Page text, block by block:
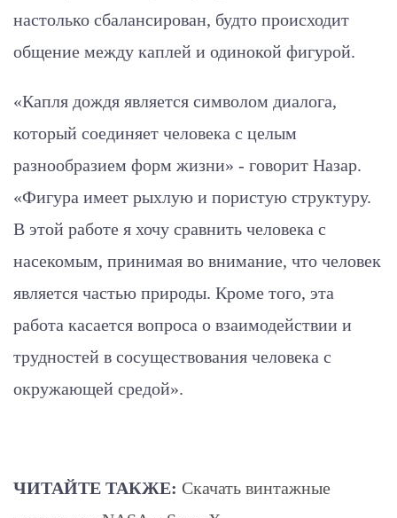
настолько сбалансирован, будто происходит
общение между каплей и одинокой фигурой.
«Капля дождя является символом диалога,
который соединяет человека с целым
разнообразием форм жизни» - говорит Назар.
«Фигура имеет рыхлую и пористую структуру.
В этой работе я хочу сравнить человека с
насекомым, принимая во внимание, что человек
является частью природы. Кроме того, эта
работа касается вопроса о взаимодействии и
трудностей в сосуществования человека с
окружающей средой».
ЧИТАЙТЕ ТАКЖЕ: Скачать винтажные